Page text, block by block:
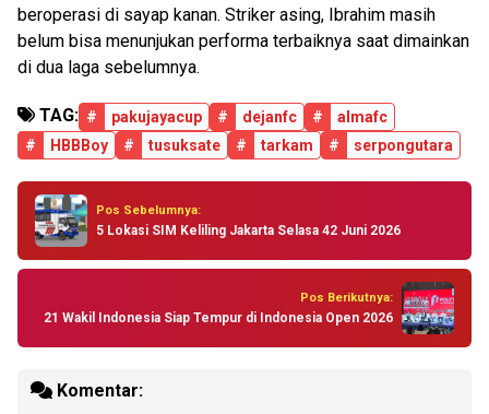
beroperasi di sayap kanan. Striker asing, Ibrahim masih
belum bisa menunjukan performa terbaiknya saat dimainkan
di dua laga sebelumnya.
TAG: # pakujayacup # dejanfc #
almafc
#
HBBBoy # tusuksate # tarkam # serpongutara
Pos Sebelumnya:
5 Lokasi SIM Keliling Jakarta Selasa 42 Juni 2026
Pos Berikutnya:
21 Wakil Indonesia Siap Tempur di Indonesia Open 2026
Komentar: